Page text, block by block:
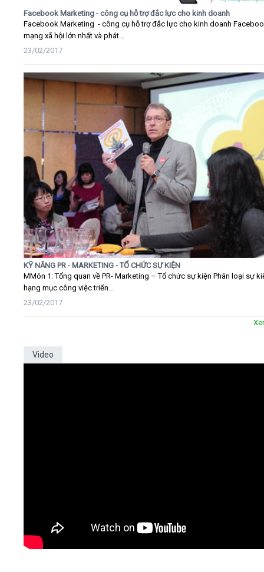
Facebook Marketing - công cụ hỗ trợ đắc lực cho kinh doanh
Facebook Marketing - công cụ hỗ trợ đắc lực cho kinh doanh
mạng xã hội lớn nhất và phát...
23/02/2017
KỸ NĂNG PR - MARKETING - TỔ CHỨC SỰ KIỆN
MMôn 1: Tổng quan về PR- Marketing – Tổ chức sự kiện Phân loại sự
hạng mục công việc triển...
23/02/2017
Video